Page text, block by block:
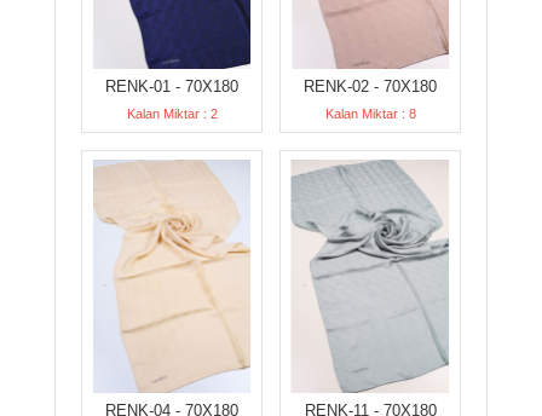
RENK-01 - 70X180
Kalan Miktar : 2
RENK-02 - 70X180
Kalan Miktar : 8
RENK-04 - 70X180 RENK-11 - 70X180